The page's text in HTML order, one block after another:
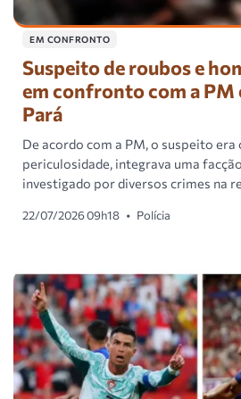
EM CONFRONTO
Suspeito de roubos e
em confronto com a PM
Pará
De acordo com a PM, o suspeito era
periculosidade, integrava uma
investigado por diversos crimes na
22/07/2026 09h18 • Polícia